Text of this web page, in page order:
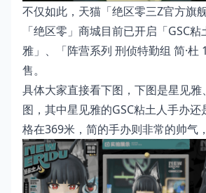
不仅如此，天猫「绝区零三Z官方旗
「绝区零」商城目前已开启「GSC
雅」、「阵营系列 刑侦特勤组 简·杜
售。
具体大家直接看下图，下图是星见雅
图，其中星见雅的GSC粘土人手办
格在369米，简的手办则非常的帅气